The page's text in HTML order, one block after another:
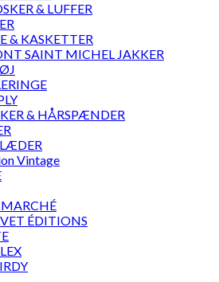
& LUFFER
& KASKETTER
SAINT MICHEL JAKKER
& HÅRSPÆNDER
Vintage
ÉDITIONS